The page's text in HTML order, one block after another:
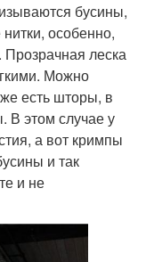
бусины,
особенно,
леска
Можно
есть шторы, в
В этом случае у
а вот кримпы
и так
и не